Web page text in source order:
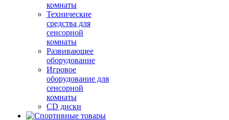
комнаты
Технические
средства для
сенсорной
комнаты
Развивающее
оборудование
Игровое
оборудование для
сенсорной
комнаты
CD диски